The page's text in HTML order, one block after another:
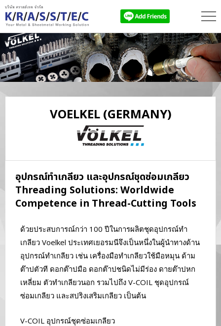
VOELKEL (GERMANY)
อุปกรณ์ทำเกลียว และอุปกรณ์ชุดซ่อมเกลียว
Threading Solutions: Worldwide
Competence in Thread-Cutting Tools
ด้วยประสบการณ์กว่า 100 ปีในการผลิตชุดอุปกรณ์ทำ
เกลียว Voelkel ประเทศเยอรมนีจึงเป็นหนึ่งในผู้นำทางด้าน
อุปกรณ์ทำเกลียว เช่น เครื่องมือทำเกลียวใช้มือหมุน ด้าม
ต๊าปตัวที ดอกต๊าปมือ ดอกต๊าปชนิดไม่มีร่อง ดายต๊าปหก
เหลี่ยม ตัวทำเกลียวนอก รวมไปถึง V-COIL ชุดอุปกรณ์
ซ่อมเกลียว และสปริงเสริมเกลียว เป็นต้น
V-COIL อุปกรณ์ชุดซ่อมเกลียว